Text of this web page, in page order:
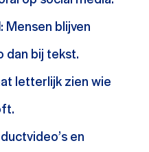
: Mensen blijven
dan bij tekst.
letterlijk zien wie
en